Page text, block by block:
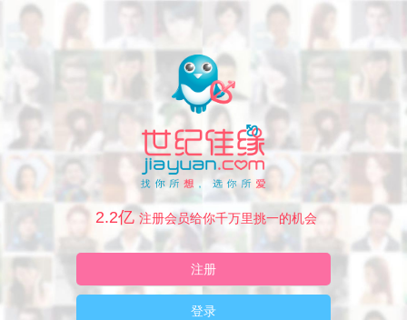
2.2亿 注册会员给你千万里挑一的机会
注册
登录